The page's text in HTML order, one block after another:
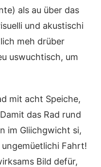
als au über das
und akustischi
meh drüber
uswuchtisch, um
mit acht Speiche,
das Rad rund
im Gliichgwicht si,
Fahrt!
Bild defür,